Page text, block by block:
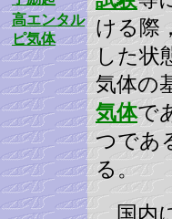
高エンタル
ピ気体
ける際
した状
気体の
気体で
つであ
る。
国内に